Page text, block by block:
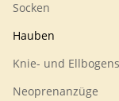
Socken
Hauben
Knie- und
Neoprenanzüge